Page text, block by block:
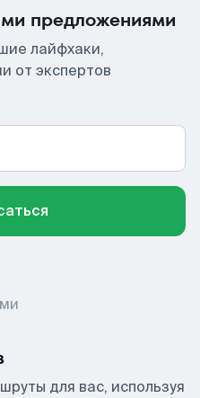
предложениями
лайфхаки,
от экспертов
для вас, используя